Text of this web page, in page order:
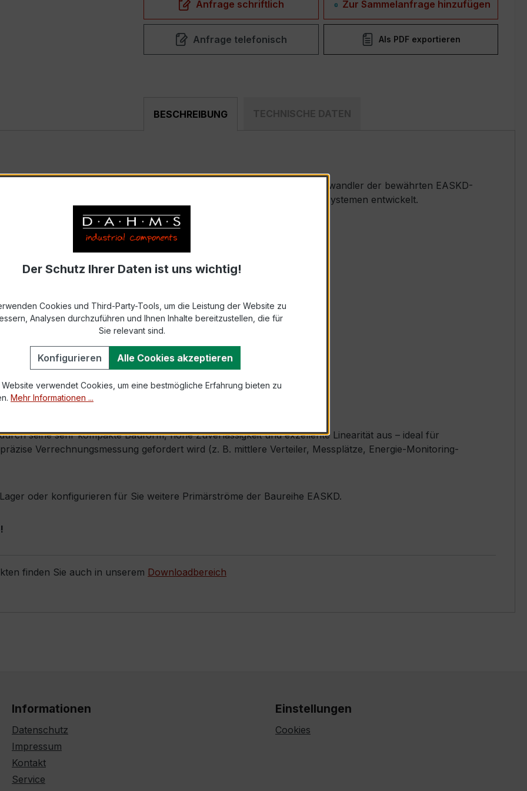
Anfrage schriftlich Zur Sammelanfrage hinzufügen
Anfrage telefonisch Als PDF exportieren
BESCHREIBUNG TECHNISCHE DATEN
1A 5VA Kl.0,5
ist ein kompakter, hochpräziser Niederspannungs-Messwandler der bewährten EASKD-
Zählerfeldern und industriellen Mess- und Überwachungssystemen entwickelt.
31.8
300 A pro Phase, Sekundärnennstrom 1 A)
bzw. DIN EN 61869-2)
Ø 31 mm (Kabeldurchführung)
× Ipr (Dauerstrom 1 × Primärnennstrom)
× Ipr, 1 s
inkl. Isolierschutzkappe
seine sehr kompakte Bauform, hohe Zuverlässigkeit und exzellente Linearität aus – ideal für
Verrechnungsmessung gefordert wird (z. B. mittlere Verteiler, Messplätze, Energie-Monitoring-
oder konfigurieren für Sie weitere Primärströme der Baureihe EASKD.
finden Sie auch in unserem Downloadbereich
Informationen
Datenschutz
Impressum
Kontakt
Service
Einstellungen
Cookies
Der Schutz Ihrer Daten ist uns wichtig!
Cookies und Third-Party-Tools, um die Leistung der Website zu
Analysen durchzuführen und Ihnen Inhalte bereitzustellen, die für
Sie relevant sind.
Konfigurieren Alle Cookies akzeptieren
Website verwendet Cookies, um eine bestmögliche Erfahrung bieten zu
Mehr Informationen ...